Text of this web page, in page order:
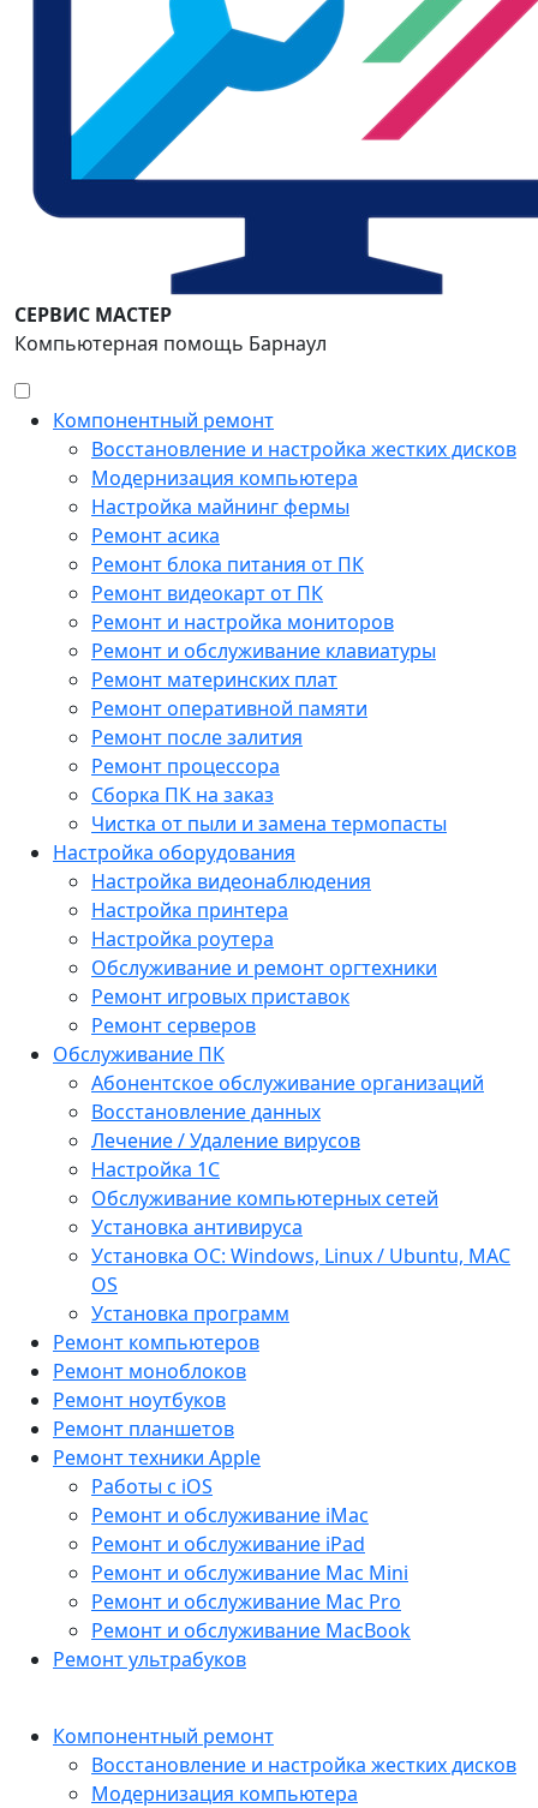
СЕРВИС МАСТЕР
Компьютерная помощь Барнаул
Компонентный ремонт
Восстановление и настройка жестких дисков
Модернизация компьютера
Настройка майнинг фермы
Ремонт асика
Ремонт блока питания от ПК
Ремонт видеокарт от ПК
Ремонт и настройка мониторов
Ремонт и обслуживание клавиатуры
Ремонт материнских плат
Ремонт оперативной памяти
Ремонт после залития
Ремонт процессора
Сборка ПК на заказ
Чистка от пыли и замена термопасты
Настройка оборудования
Настройка видеонаблюдения
Настройка принтера
Настройка роутера
Обслуживание и ремонт оргтехники
Ремонт игровых приставок
Ремонт серверов
Обслуживание ПК
Абонентское обслуживание организаций
Восстановление данных
Лечение / Удаление вирусов
Настройка 1С
Обслуживание компьютерных сетей
Установка антивируса
Установка ОС: Windows, Linux / Ubuntu, МАС
OS
Установка программ
Ремонт компьютеров
Ремонт моноблоков
Ремонт ноутбуков
Ремонт планшетов
Ремонт техники Apple
Работы с iOS
Ремонт и обслуживание iMac
Ремонт и обслуживание iPad
Ремонт и обслуживание Mac Mini
Ремонт и обслуживание Mac Pro
Ремонт и обслуживание MacBook
Ремонт ультрабуков
Компонентный ремонт
Восстановление и настройка жестких дисков
Модернизация компьютера